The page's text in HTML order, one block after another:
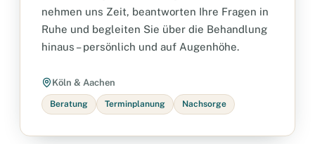
nehmen uns Zeit, beantworten Ihre Fragen in
Ruhe und begleiten Sie über die Behandlung
hinaus – persönlich und auf Augenhöhe.
Köln & Aachen
Beratung Terminplanung Nachsorge